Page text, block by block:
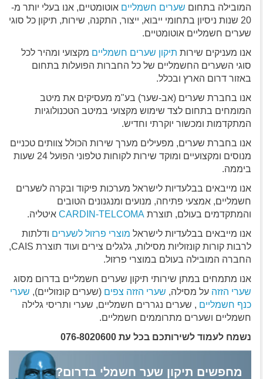
המובילה בתחום שערים חשמליים אוטומטיים, אנו בעלי יותר מ-
20 שנות ניסיון בתחומי ייבוא, ייצור, התקנה, שירות, תיקון כל סוגי
שערים חשמליים אוטומטיים.
אנו מעניקים שירות תיקון שערים חשמליים מקצועי ומהיר לכל
סוגי השערים החשמליים של כל החברות הפועלות בתחום
באזור דרום הארץ ובכלל.
אנו בחברת שערים (אב-שער) בע"מ מעסיקים את מיטב
המומחים בתחום לצד שימוש מקצועי במיטב הטכנולוגיות
המתקדמות ומכשור יוקרתי וחדיש.
אנו בחברת שערים, מפעילים מערך שירות הכולל צוותים טכניים
מנוסים ומקצועיים ומוקד שירות לקוחות טלפוני הפועל 24 שעות
ביממה.
אנו מייבאים בבלעדיות לישראל מערכות פיקוד ובקרה לשערים
חשמליים, אמצעי פתיחה, מנועים ומנגנונים הטובים
והמתקדמים בעולם, תוצרת CARDIN-TELCOMA איטליה.
אנו מייבאים בבלעדיות לישראל מוצרי פרזול לשערים ודלתות
לרבות קורות קונזוליות מסילות, גלגלים צירים ועוד תוצרת CAIS,
החברה המובילה בעולם במוצרי פרזול.
אנו מתמחים במתן שירותי תיקון שערים חשמליים בדרום מסוג
שערי הזזה על מסילה, שערי הזזה צפים (שערים קונזוליים), שערי
כנף חשמליים , שערים נגררים חשמליים, שערי ותריסי גלילה
חשמליים ושערים מתרוממים חשמליים.
נשמח לעמוד לשירותכם בכל עת 076-8020600
מחפשים תיקון שער חשמלי בדרום?